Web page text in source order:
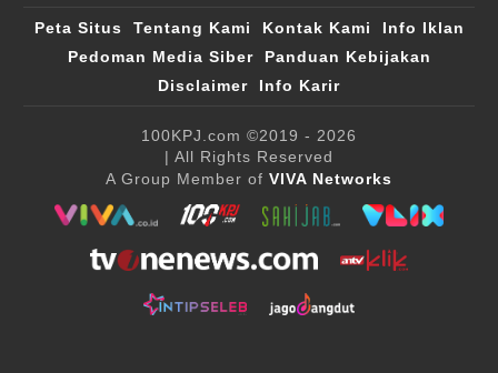
Peta Situs Tentang Kami Kontak Kami
Info Iklan
Pedoman Media Siber
Panduan Kebijakan
Disclaimer
Info Karir
100KPJ.com ©2019 - 2026
| All Rights Reserved
A Group Member of VIVA Networks